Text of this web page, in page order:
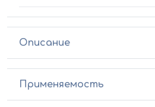
Описание
Применяемость